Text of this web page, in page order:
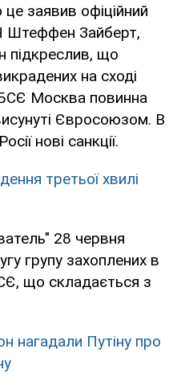
це заявив офіційний
Штеффен Зайберт,
підкреслив, що
на сході
Москва повинна
Євросоюзом. В
нові санкції.
третьої хвилі
28 червня
групу захоплених в
що складається з
нагадали Путіну про